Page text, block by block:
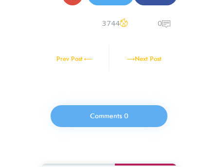
0
3744
Prev Post Next Post
0 Comments